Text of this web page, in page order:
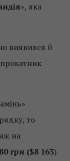
», яка
виявився б
то
на
грн ($8 163)